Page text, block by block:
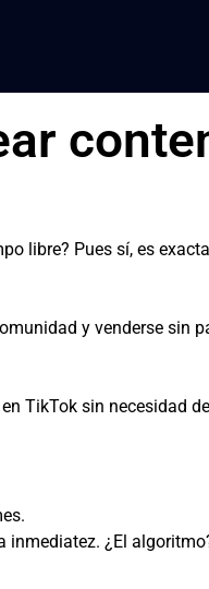
libre? Pues sí, es
y venderse sin
TikTok sin necesidad
¿El